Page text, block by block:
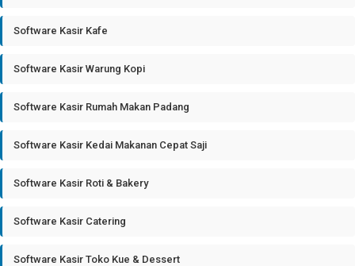
Software Kasir Kafe
Software Kasir Warung Kopi
Software Kasir Rumah Makan Padang
Software Kasir Kedai Makanan Cepat Saji
Software Kasir Roti & Bakery
Software Kasir Catering
Software Kasir Toko Kue & Dessert